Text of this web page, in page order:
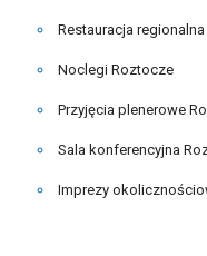
Restauracja
Noclegi Roztocze
Przyjęcia plenerowe
Sala konferencyjna
Imprezy